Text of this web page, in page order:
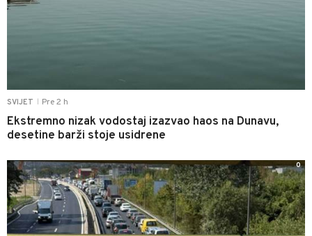
SVIJET Pre 2 h
Ekstremno nizak vodostaj izazvao haos na Dunavu,
desetine barži stoje usidrene
0